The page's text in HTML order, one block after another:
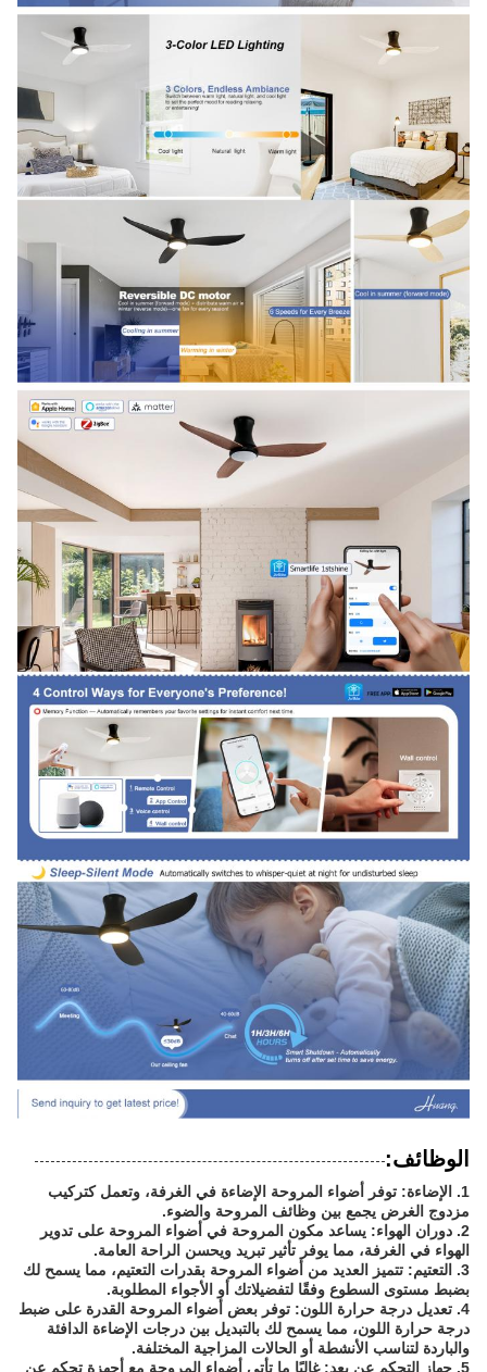
الوظائف:
1. الإضاءة: توفر أضواء المروحة الإضاءة في الغرفة، وتعمل كتركيب
مزدوج الغرض يجمع بين وظائف المروحة والضوء.
2. دوران الهواء: يساعد مكون المروحة في أضواء المروحة على تدوير
الهواء في الغرفة، مما يوفر تأثير تبريد ويحسن الراحة العامة.
3. التعتيم: تتميز العديد من أضواء المروحة بقدرات التعتيم، مما يسمح لك
بضبط مستوى السطوع وفقًا لتفضيلاتك أو الأجواء المطلوبة.
4. تعديل درجة حرارة اللون: توفر بعض أضواء المروحة القدرة على ضبط
درجة حرارة اللون، مما يسمح لك بالتبديل بين درجات الإضاءة الدافئة
والباردة لتناسب الأنشطة أو الحالات المزاجية المختلفة.
5. جهاز التحكم عن بعد: غالبًا ما تأتي أضواء المروحة مع أجهزة تحكم عن